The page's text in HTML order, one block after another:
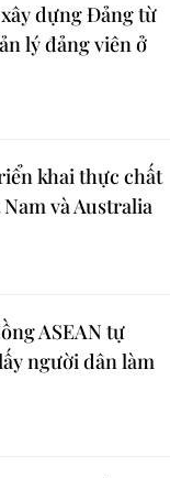
dựng Đảng từ
lý đảng viên ở
khai thực chất
và Australia
ASEAN tự
người dân làm